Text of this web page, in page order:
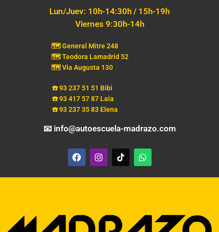
Lun/Juev: 10h-14:30h / 15h-19h
Viernes 9:30h-14h
🗺️ General Mitre 248
🗺️ Teodora Lamadrid 52
🗺️ Via Augusta 130
☎️ 93 237 51 51 Bibi
☎️ 93 417 57 87 Laia
☎️ 93 237 35 83 Elena
📧 info@autoescuela-madrazo.com